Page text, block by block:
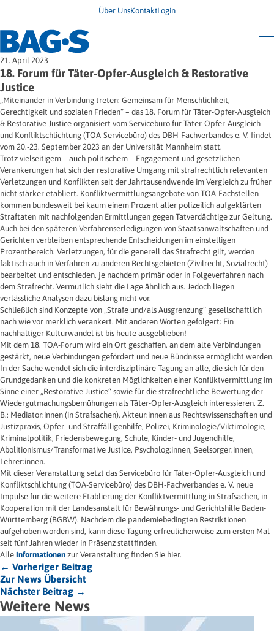
Über UnsKontaktLogin
Bundestagung 2026
Wo finde ich Hilfe?
News
Termine
Veröffentlichungen
Infodienst
Wegweiser
Jugendbroschüre
Impulse
Presse & Stellungnahmen
Newsletter
Unsere Themen
Angehörige
Ersatzfreiheitsstrafe
Freie Straffälligenhilfe
Gesundheit
Migration
Frauen
Wohnen
21. April 2023
18. Forum für Täter-Opfer-Ausgleich & Restorative
Justice
„Miteinander in Verbindung treten: Gemeinsam für Menschlichkeit,
Gerechtigkeit und sozialen Frieden“ – das 18. Forum für Täter-Opfer-Ausgleich
& Restorative Justice organisiert vom Servicebüro für Täter-Opfer-Ausgleich
und Konfliktschlichtung (TOA-Servicebüro) des DBH-Fachverbandes e. V. findet
vom 20.-23. September 2023 an der Universität Mannheim statt.
Trotz vielseitigem – auch politischem – Engagement und gesetzlichen
Verankerungen hat sich der restorative Umgang mit strafrechtlich relevanten
Verletzungen und Konflikten seit der Jahrtausendwende im Vergleich zu früher
nicht stärker etabliert. Konfliktvermittlungsangebote von TOA-Fachstellen
kommen bundesweit bei kaum einem Prozent aller polizeilich aufgeklärten
Straftaten mit nachfolgenden Ermittlungen gegen Tatverdächtige zur Geltung.
Auch bei den späteren Verfahrenserledigungen von Staatsanwaltschaften und
Gerichten verbleiben entsprechende Entscheidungen im einstelligen
Prozentbereich. Verletzungen, für die generell das Strafrecht gilt, werden
faktisch auch in Verfahren zu anderen Rechtsgebieten (Zivilrecht, Sozialrecht)
bearbeitet und entschieden, je nachdem primär oder in Folgeverfahren nach
dem Strafrecht. Vermutlich sieht die Lage ähnlich aus. Jedoch liegen
verlässliche Analysen dazu bislang nicht vor.
Schließlich sind Konzepte von „Strafe und/als Ausgrenzung“ gesellschaftlich
nach wie vor merklich verankert. Mit anderen Worten gefolgert: Ein
nachhaltiger Kulturwandel ist bis heute ausgeblieben!
Mit dem 18. TOA-Forum wird ein Ort geschaffen, an dem alte Verbindungen
gestärkt, neue Verbindungen gefördert und neue Bündnisse ermöglicht werden.
In der Sache wendet sich die interdisziplinäre Tagung an alle, die sich für den
Grundgedanken und die konkreten Möglichkeiten einer Konfliktvermittlung im
Sinne einer „Restorative Justice“ sowie für die strafrechtliche Bewertung der
Wiedergutmachungsbemühungen als Täter-Opfer-Ausgleich interessieren. Z.
B.: Mediator:innen (in Strafsachen), Akteur:innen aus Rechtswissenschaften und
Justizpraxis, Opfer- und Straffälligenhilfe, Polizei, Kriminologie/Viktimologie,
Kriminalpolitik, Friedensbewegung, Schule, Kinder- und Jugendhilfe,
Abolitionismus/Transformative Justice, Psycholog:innen, Seelsorger:innen,
Lehrer:innen.
Mit dieser Veranstaltung setzt das Servicebüro für Täter-Opfer-Ausgleich und
Konfliktschlichtung (TOA-Servicebüro) des DBH-Fachverbandes e. V. neue
Impulse für die weitere Etablierung der Konfliktvermittlung in Strafsachen, in
Kooperation mit der Landesanstalt für Bewährungs- und Gerichtshilfe Baden-
Württemberg (BGBW). Nachdem die pandemiebedingten Restriktionen
aufgehoben worden sind, kann diese Tagung erfreulicherweise zum ersten Mal
seit fünf Jahren wieder in Präsenz stattfinden.
Alle Informationen zur Veranstaltung finden Sie hier.
← Vorheriger Beitrag
Zur News Übersicht
Nächster Beitrag →
Weitere News